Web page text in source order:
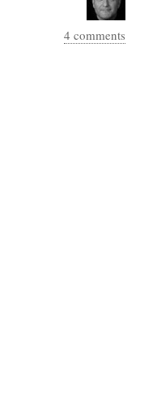
4 comments
cinéma
Cloud